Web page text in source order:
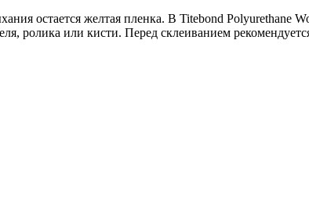
остается желтая пленка. В Titebond Polyurethane
ролика или кисти. Перед склеиванием